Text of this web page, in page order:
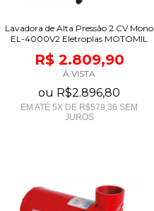
Lavadora de Alta Pressão 2 CV Mono
EL-4000V2 Eletroplas MOTOMIL
R$ 2.809,90
À VISTA
ou R$2.896,80
EM ATÉ 5X DE R$579,36 SEM
JUROS